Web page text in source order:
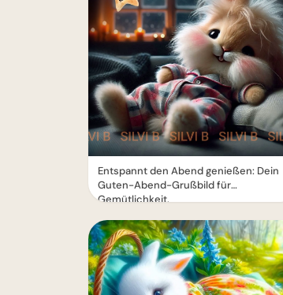
Entspannt den Abend genießen: Dein
Guten-Abend-Grußbild für
Gemütlichkeit.